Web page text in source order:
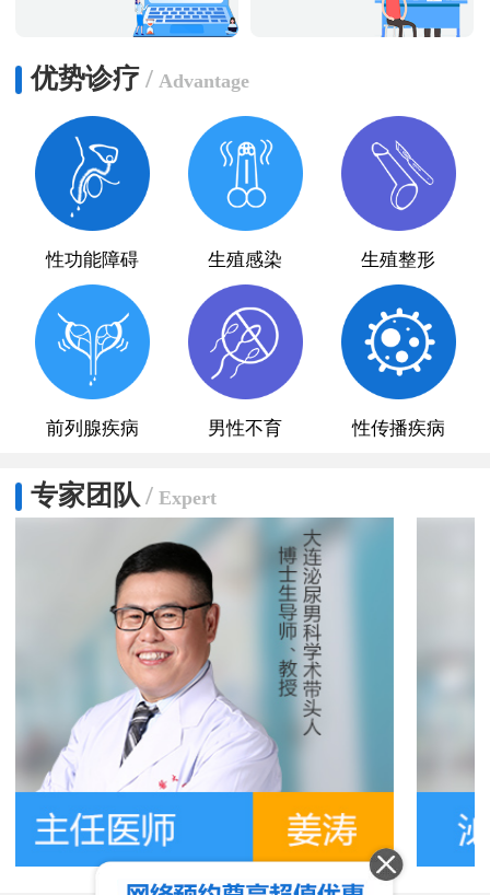
优势诊疗/ Advantage
性功能障碍 生殖感染 生殖整形
前列腺疾病 男性不育 性传播疾病
专家团队 / Expert